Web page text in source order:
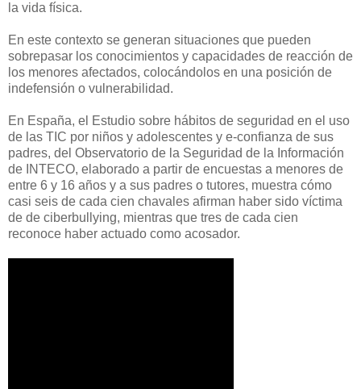
la vida física.
En este contexto se generan situaciones que pueden
sobrepasar los conocimientos y capacidades de reacción de
los menores afectados, colocándolos en una posición de
indefensión o vulnerabilidad.
En España, el Estudio sobre hábitos de seguridad en el uso
de las TIC por niños y adolescentes y e-confianza de sus
padres, del Observatorio de la Seguridad de la Información
de INTECO, elaborado a partir de encuestas a menores de
entre 6 y 16 años y a sus padres o tutores, muestra cómo
casi seis de cada cien chavales afirman haber sido víctima
de de ciberbullying, mientras que tres de cada cien
reconoce haber actuado como acosador.